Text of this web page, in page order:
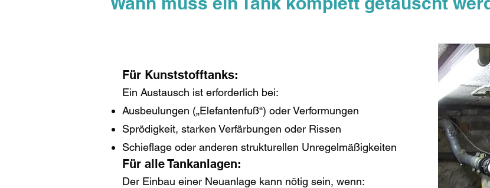
Für Kunststofftanks:
Ein Austausch ist erforderlich bei:
Ausbeulungen („Elefantenfuß“) oder Verformungen
Sprödigkeit, starken Verfärbungen oder Rissen
Schieflage oder anderen strukturellen Unregelmäßigkeiten
Für alle Tankanlagen:
Der Einbau einer Neuanlage kann nötig sein, wenn: